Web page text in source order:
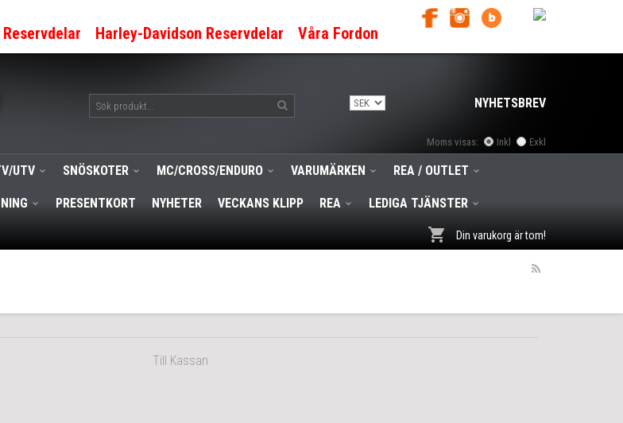
Reservdelar Harley-Davidson Reservdelar Våra Fordon
NYHETSBREV
Moms visas: Inkl Exkl
UTV SNÖSKOTER MC/CROSS/ENDURO VARUMÄRKEN REA / OUTLET
PRESENTKORT NYHETER VECKANS KLIPP REA LEDIGA TJÄNSTER
Din varukorg är tom!
Till Kassan